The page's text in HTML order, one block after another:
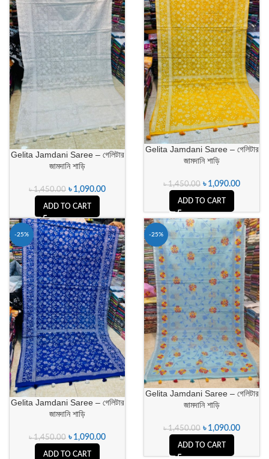
Gelita Jamdani Saree – গেলিটার
জামদানি শাড়ি
৳1,450.00 ৳ 1,090.00
ADD TO CART
Gelita Jamdani Saree – গেলিটার
জামদানি শাড়ি
৳1,450.00 ৳ 1,090.00
ADD TO CART
-25%
Gelita Jamdani Saree – গেলিটার
জামদানি শাড়ি
৳1,450.00 ৳ 1,090.00
ADD TO CART
-25%
Gelita Jamdani Saree – গেলিটার
জামদানি শাড়ি
৳1,450.00 ৳ 1,090.00
ADD TO CART